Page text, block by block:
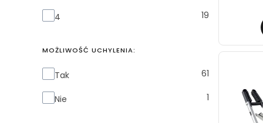
4 19
MOŻLIWOŚĆ UCHYLENIA:
Możliwość uchylenia:
Tak 61
Nie 1